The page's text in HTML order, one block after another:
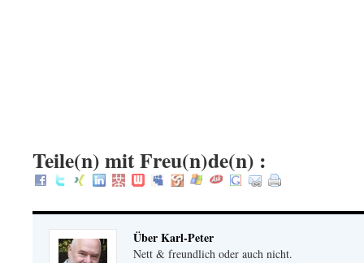
Teile(n) mit Freu(n)de(n) :
Über Karl-Peter
Nett & freundlich oder auch nicht.